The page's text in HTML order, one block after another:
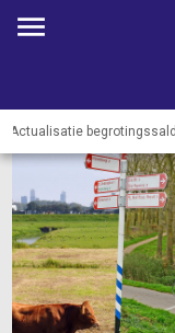
Actualisatie